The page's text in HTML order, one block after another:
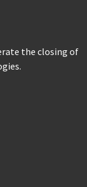
the closing of